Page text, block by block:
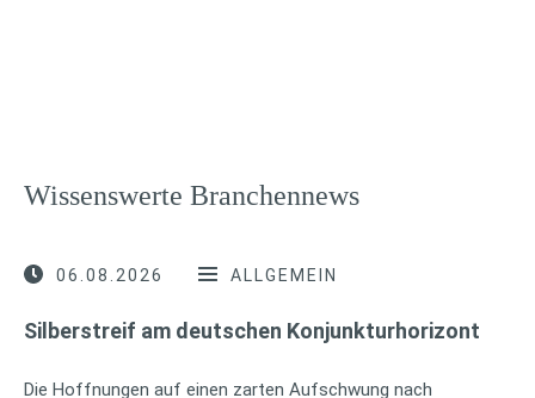
Wissenswerte Branchennews
06.08.2026 ALLGEMEIN
Silberstreif am deutschen Konjunkturhorizont
Die Hoffnungen auf einen zarten Aufschwung nach